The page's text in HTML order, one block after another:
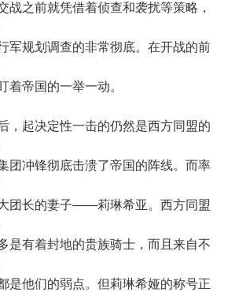
战之前就凭借着侦查和袭扰等策略，
军规划调查的非常彻底。在开战的前
着帝国的一举一动。
起决定性一击的仍然是西方同盟的
团冲锋彻底击溃了帝国的阵线。而率
团长的妻子——莉琳希亚。西方同盟
是有着封地的贵族骑士，而且来自不
是他们的弱点。但莉琳希娅的称号正